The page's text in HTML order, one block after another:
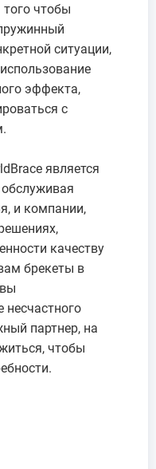
чтобы
ситуации,
эффекта,
с
является
и компании,
качеству
брекеты в
несчастного
партнер, на
чтобы